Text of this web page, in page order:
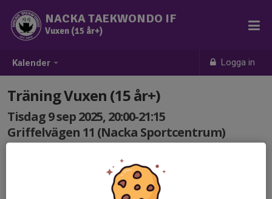
Kalender Logga in
NACKA TAEKWONDO IF
Vuxen (15 år+)
Träning Vuxen (15 år+)
Tisdag 9 sep 2025, 20:00-21:15
Griffelvägen 11 (Nacka Sportcentrum)